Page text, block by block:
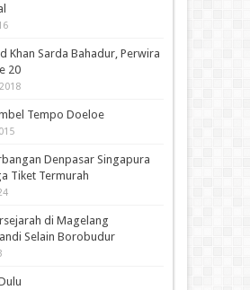
Khan Sarda Bahadur, Perwira
20
Tempo Doeloe
Denpasar Singapura
Tiket Termurah
di Magelang
Selain Borobudur